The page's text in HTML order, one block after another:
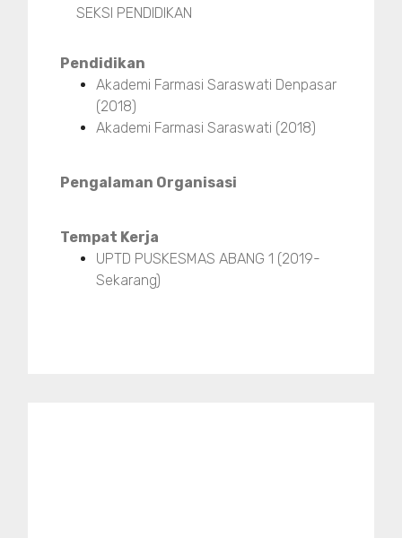
SEKSI PENDIDIKAN
Pendidikan
Akademi Farmasi Saraswati Denpasar
(2018)
Akademi Farmasi Saraswati (2018)
Pengalaman Organisasi
Tempat Kerja
UPTD PUSKESMAS ABANG 1 (2019-
Sekarang)